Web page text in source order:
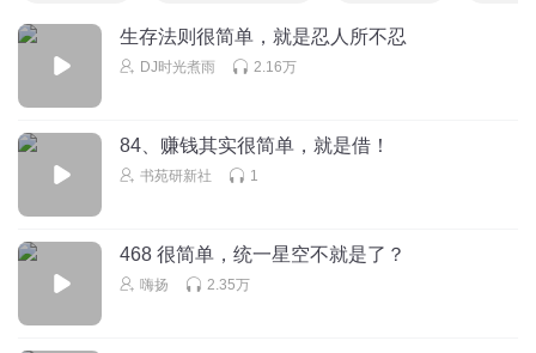
生存法则很简单，就是忍人所不忍
DJ时光煮雨 2.16万
84、赚钱其实很简单，就是借！
书苑研新社 1
468 很简单，统一星空不就是了？
嗨扬 2.35万